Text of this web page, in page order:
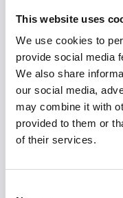
This website uses
We use cookies to
provide social media
We also share
our social media,
may combine it with
provided to them or
of their services.